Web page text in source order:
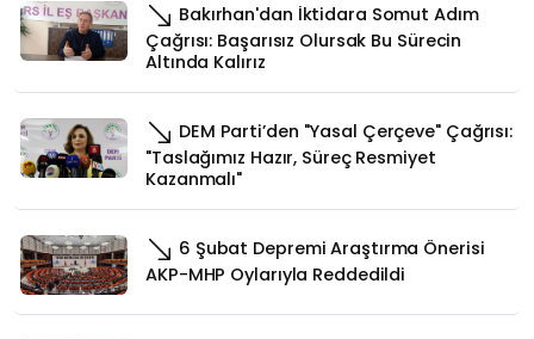
Bakırhan'dan İktidara Somut Adım
Çağrısı: Başarısız Olursak Bu Sürecin
Altında Kalırız
DEM Parti’den "Yasal Çerçeve" Çağrısı:
"Taslağımız Hazır, Süreç Resmiyet
Kazanmalı"
6 Şubat Depremi Araştırma Önerisi
AKP-MHP Oylarıyla Reddedildi